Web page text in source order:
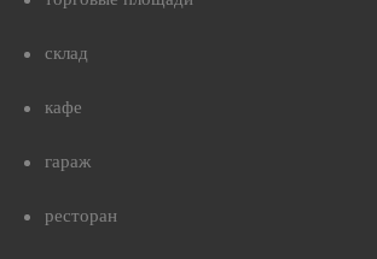
склад
кафе
гараж
ресторан